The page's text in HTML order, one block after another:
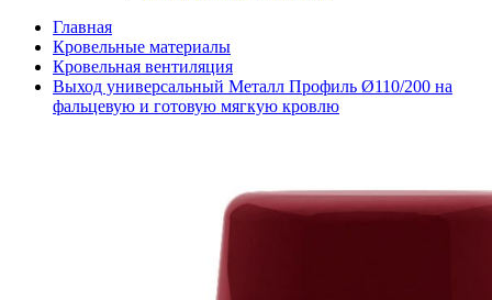
Главная
Кровельные материалы
Кровельная вентиляция
Выход универсальный Металл Профиль Ø110/200 на
фальцевую и готовую мягкую кровлю